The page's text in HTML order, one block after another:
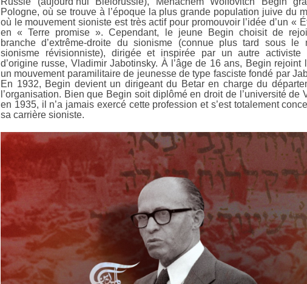
Pologne, où se trouve à l’époque la plus grande population juive du
où le mouvement sioniste est très actif pour promouvoir l’idée d’un «
en « Terre promise ». Cependant, le jeune Begin choisit de
branche d’extrême-droite du sionisme (connue plus tard sous le
sionisme révisionniste), dirigée et inspirée par un autre activiste
d’origine russe, Vladimir Jabotinsky. À l’âge de 16 ans, Begin rejoint
un mouvement paramilitaire de jeunesse de type fasciste fondé par
En 1932, Begin devient un dirigeant du Betar en charge du
l’organisation. Bien que Begin soit diplômé en droit de l’université de
en 1935, il n’a jamais exercé cette profession et s’est totalement
sa carrière sioniste.